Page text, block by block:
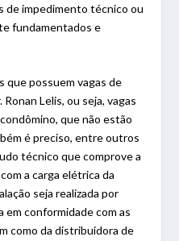
de impedimento técnico ou
fundamentados e
que possuem vagas de
Lelis, ou seja, vagas
que não estão
é preciso, entre outros
técnico que comprove a
a carga elétrica da
seja realizada por
conformidade com as
como da distribuidora de